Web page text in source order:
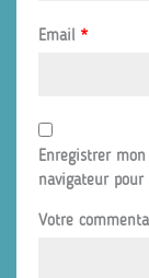
Email *
Enregistrer
navigateur
Votre